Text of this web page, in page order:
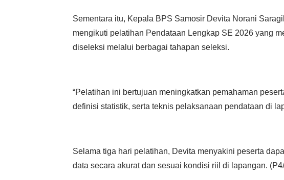
Sementara itu, Kepala BPS Samosir Devita Norani
mengikuti pelatihan Pendataan Lengkap SE 2026 yang
diseleksi melalui berbagai tahapan seleksi.
“Pelatihan ini bertujuan meningkatkan pemahaman
definisi statistik, serta teknis pelaksanaan pendataan di
Selama tiga hari pelatihan, Devita menyakini peserta
data secara akurat dan sesuai kondisi riil di lapangan.